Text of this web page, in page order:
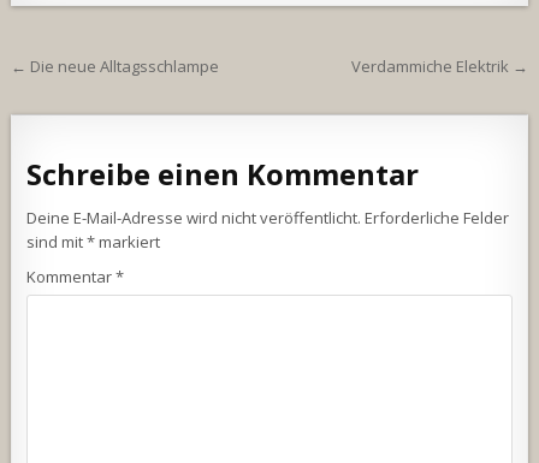
Beitragsnavigation
← Die neue Alltagsschlampe Verdammiche Elektrik →
Schreibe einen Kommentar
Deine E-Mail-Adresse wird nicht veröffentlicht. Erforderliche Felder
sind mit*markiert
Kommentar*